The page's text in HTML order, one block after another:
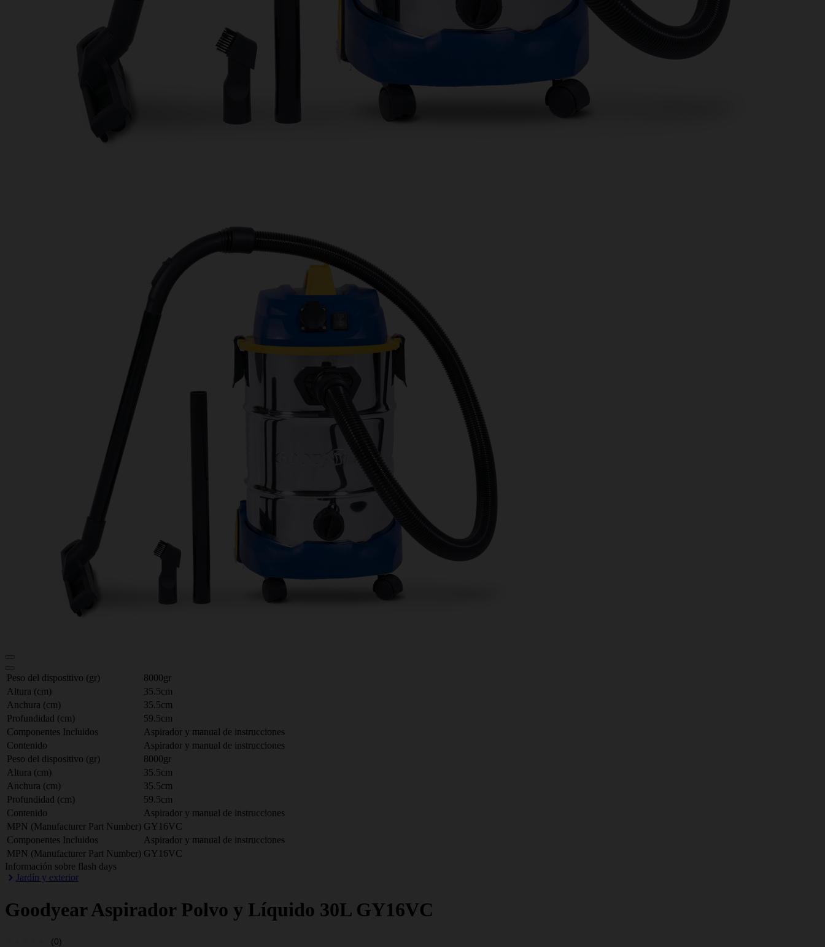
Peso del dispositivo (gr)
8000gr
Altura (cm)
35.5cm
Anchura (cm)
35.5cm
Profundidad (cm)
59.5cm
Componentes Incluidos
Aspirador y manual de instrucciones
Contenido
Aspirador y manual de instrucciones
Peso del dispositivo (gr)
8000gr
Altura (cm)
35.5cm
Anchura (cm)
35.5cm
Profundidad (cm)
59.5cm
Contenido
Aspirador y manual de instrucciones
MPN (Manufacturer Part Number) GY16VC
Componentes Incluidos
Aspirador y manual de instrucciones
MPN (Manufacturer Part Number) GY16VC
Información sobre flash days
Jardín y exterior
GoodyearAspirador Polvo y Líquido 30L GY16VC
(0)